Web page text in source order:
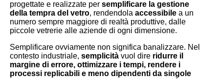
progettate e realizzate per semplificare la gestione
della tempra del vetro, rendendola accessibile a un
numero sempre maggiore di realtà produttive, dalle
piccole vetrerie alle aziende di ogni dimensione.
Semplificare ovviamente non significa banalizzare. Nel
contesto industriale, semplicità vuol dire ridurre il
margine di errore, ottimizzare i tempi, rendere i
processi replicabili e meno dipendenti da singole